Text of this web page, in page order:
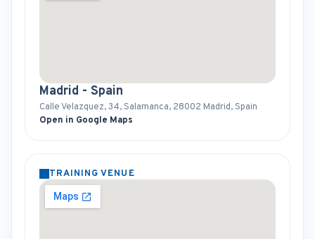
Madrid - Spain
Calle Velazquez, 34, Salamanca, 28002 Madrid, Spain
Open in Google Maps
TRAINING VENUE